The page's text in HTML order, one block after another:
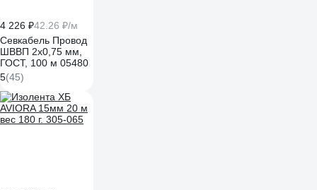
4 226 ₽42.26 ₽/м
Севкабель Провод
ШВВП 2х0,75 мм,
ГОСТ, 100 м 05480
5(45)